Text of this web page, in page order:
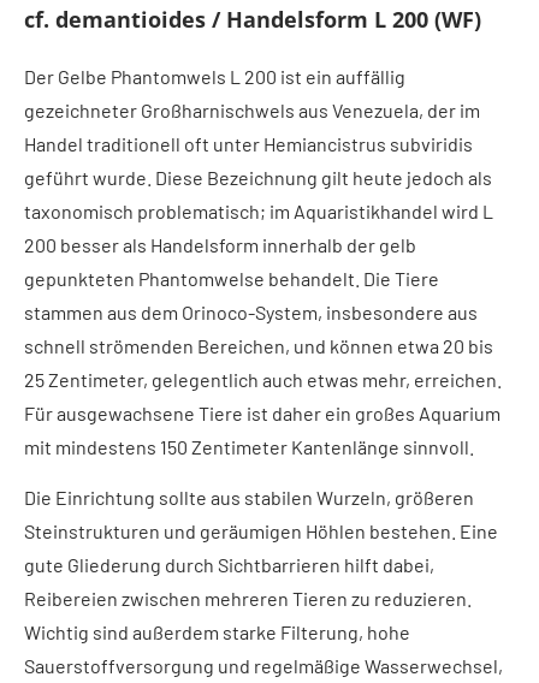
cf. demantioides / Handelsform L 200 (WF)
Der Gelbe Phantomwels L 200 ist ein auffällig
gezeichneter Großharnischwels aus Venezuela, der im
Handel traditionell oft unter Hemiancistrus subviridis
geführt wurde. Diese Bezeichnung gilt heute jedoch als
taxonomisch problematisch; im Aquaristikhandel wird L
200 besser als Handelsform innerhalb der gelb
gepunkteten Phantomwelse behandelt. Die Tiere
stammen aus dem Orinoco-System, insbesondere aus
schnell strömenden Bereichen, und können etwa 20 bis
25 Zentimeter, gelegentlich auch etwas mehr, erreichen.
Für ausgewachsene Tiere ist daher ein großes Aquarium
mit mindestens 150 Zentimeter Kantenlänge sinnvoll.
Die Einrichtung sollte aus stabilen Wurzeln, größeren
Steinstrukturen und geräumigen Höhlen bestehen. Eine
gute Gliederung durch Sichtbarrieren hilft dabei,
Reibereien zwischen mehreren Tieren zu reduzieren.
Wichtig sind außerdem starke Filterung, hohe
Sauerstoffversorgung und regelmäßige Wasserwechsel,